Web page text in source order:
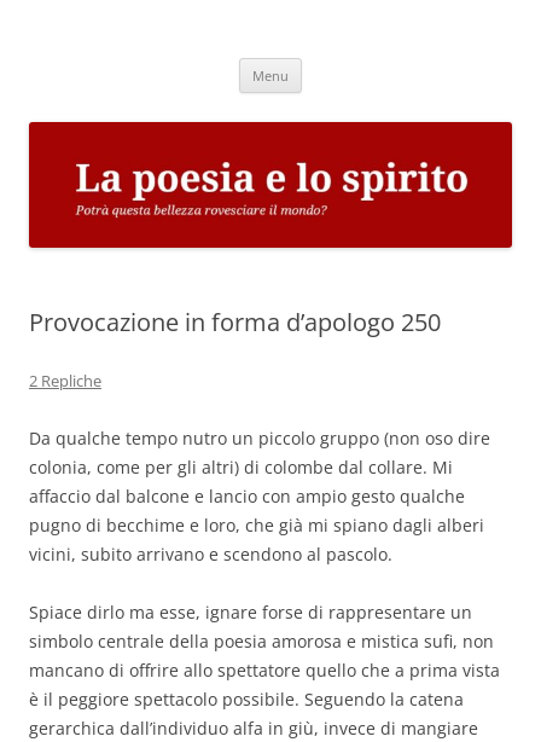
Menu
Provocazione in forma d’apologo 250
2 Repliche
Da qualche tempo nutro un piccolo gruppo (non oso dire
colonia, come per gli altri) di colombe dal collare. Mi
affaccio dal balcone e lancio con ampio gesto qualche
pugno di becchime e loro, che già mi spiano dagli alberi
vicini, subito arrivano e scendono al pascolo.
Spiace dirlo ma esse, ignare forse di rappresentare un
simbolo centrale della poesia amorosa e mistica sufi, non
mancano di offrire allo spettatore quello che a prima vista
è il peggiore spettacolo possibile. Seguendo la catena
gerarchica dall’individuo alfa in giù, invece di mangiare